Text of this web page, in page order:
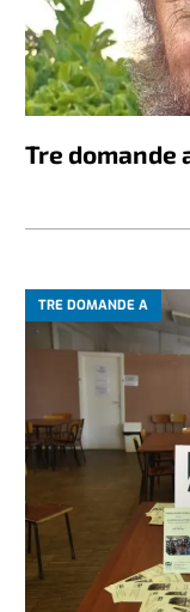
Tre domande
TRE DOMANDE A